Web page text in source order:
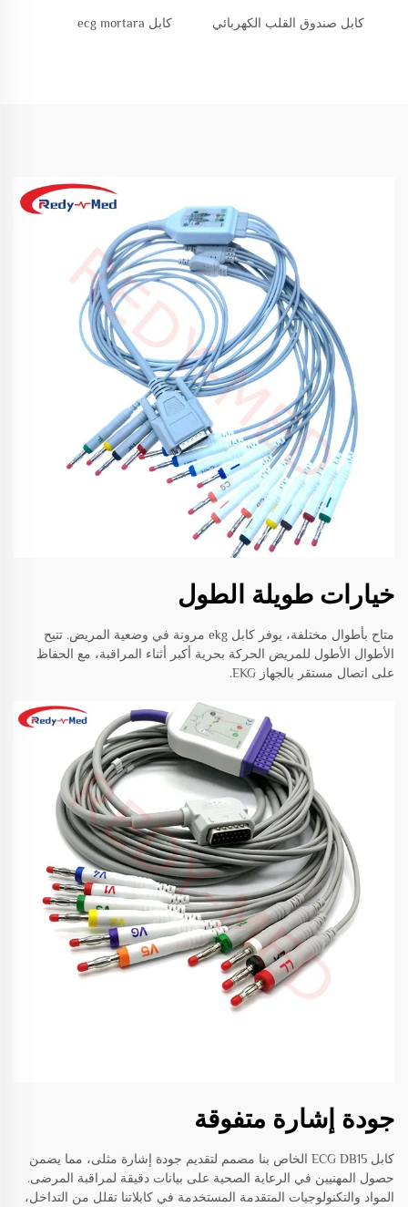
كابل صندوق القلب الكهربائي كابل ecg mortara
خيارات طويلة الطول
متاح بأطوال مختلفة، يوفر كابل ekg مرونة في وضعية المريض. تتيح
الأطوال الأطول للمريض الحركة بحرية أكبر أثناء المراقبة، مع الحفاظ
على اتصال مستقر بالجهاز EKG.
جودة إشارة متفوقة
كابل ECG DB15 الخاص بنا مصمم لتقديم جودة إشارة مثلى، مما يضمن
حصول المهنيين في الرعاية الصحية على بيانات دقيقة لمراقبة المرضى.
المواد والتكنولوجيات المتقدمة المستخدمة في كابلاتنا تقلل من التداخل،